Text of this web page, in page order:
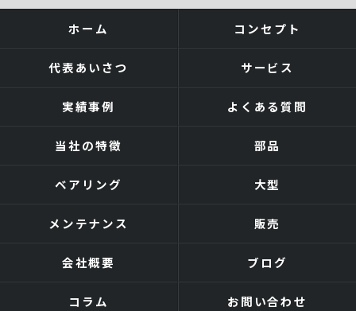
ホーム コンセプト
代表あいさつ サービス
実績事例 よくある質問
当社の特徴 部品
ベアリング 大型
メンテナンス 販売
会社概要 ブログ
コラム お問い合わせ